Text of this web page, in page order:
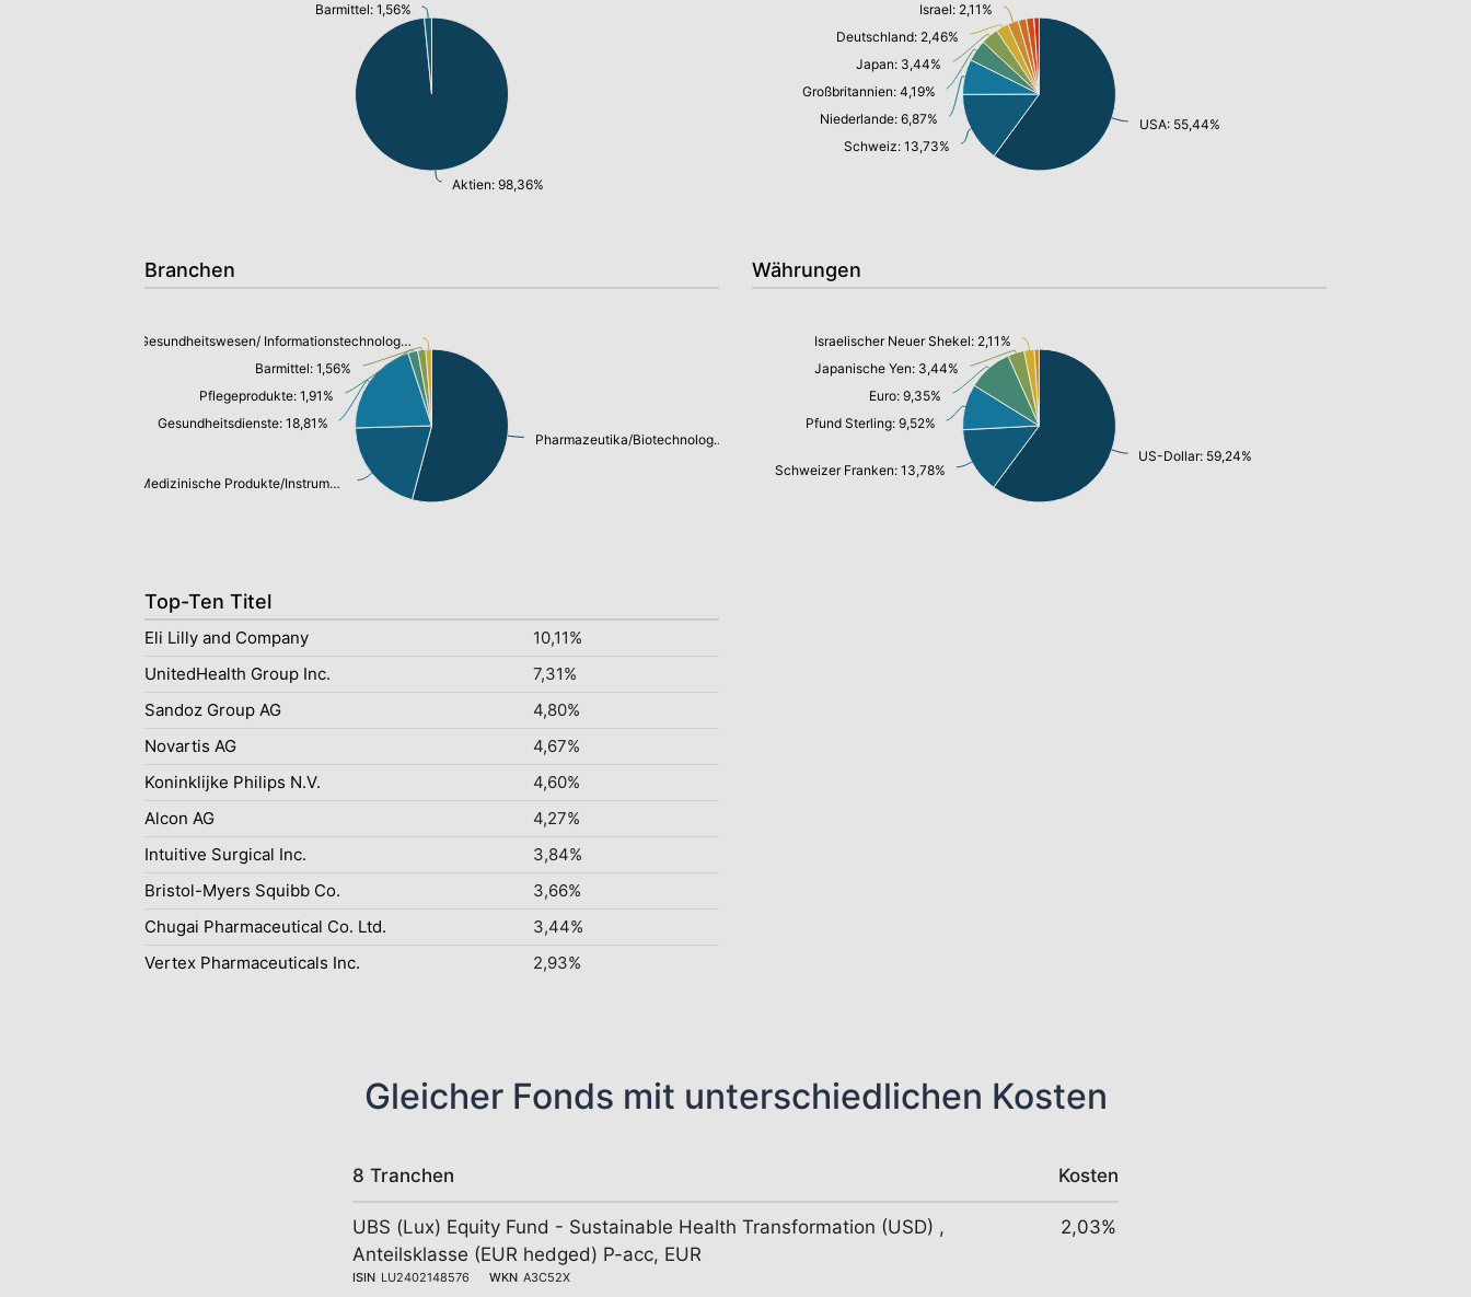
Aktien: 98,36%
Barmittel: 1,56%
USA: 55,44%
Schweiz: 13,73%
Niederlande: 6,87%
Großbritannien: 4,19%
Japan: 3,44%
Deutschland: 2,46%
Israel: 2,11%
Branchen
Pharmazeutika/Biotechnologie: 49,89%
Medizinische Produkte/Instrumente: 18,81%
Gesundheitsdienste: 18,81%
Pflegeprodukte: 1,91%
Barmittel: 1,56%
Gesundheitswesen/ Informationstechnologie: 1,16%
Währungen
US-Dollar: 59,24%
Schweizer Franken: 13,78%
Pfund Sterling: 9,52%
Euro: 9,35%
Japanische Yen: 3,44%
Israelischer Neuer Shekel: 2,11%
Top-Ten Titel
Eli Lilly and Company
10,11%
UnitedHealth Group Inc.
7,31%
Sandoz Group AG
4,80%
Novartis AG
4,67%
Koninklijke Philips N.V.
4,60%
Alcon AG
4,27%
Intuitive Surgical Inc.
3,84%
Bristol-Myers Squibb Co.
3,66%
Chugai Pharmaceutical Co. Ltd.
3,44%
Vertex Pharmaceuticals Inc.
2,93%
Gleicher Fonds mit unterschiedlichen Kosten
8 Tranchen Kosten
UBS (Lux) Equity Fund - Sustainable Health Transformation (USD) ,
Anteilsklasse (EUR hedged) P-acc, EUR
ISIN LU2402148576 WKN A3C52X
2,03%